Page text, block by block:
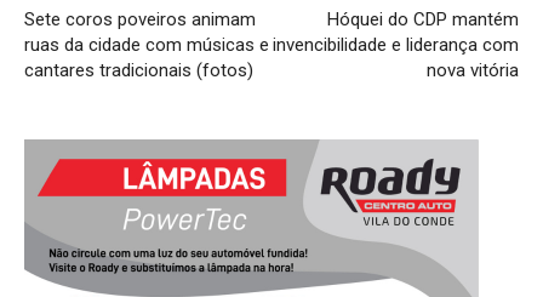
Sete coros poveiros animam
ruas da cidade com músicas e
cantares tradicionais (fotos)
Hóquei do CDP mantém
invencibilidade e liderança com
nova vitória